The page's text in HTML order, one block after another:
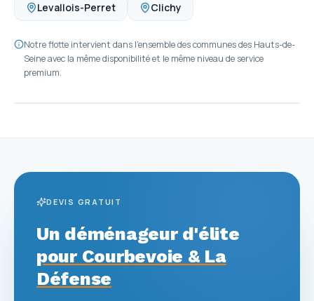
Levallois-Perret Clichy
Notre flotte intervient dans l'ensemble des communes des Hauts-de-
Seine avec la même disponibilité et le même niveau de service
premium.
DEVIS GRATUIT
Un déménageur d'élite
pour Courbevoie & La
Défense